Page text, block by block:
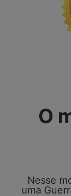
O
Nesse
uma